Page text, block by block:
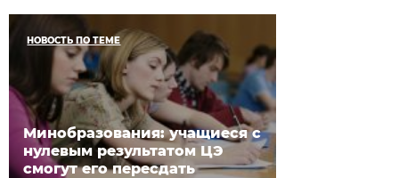
НОВОСТЬ ПО ТЕМЕ
Минобразования: учащиеся с
нулевым результатом ЦЭ
смогут его пересдать